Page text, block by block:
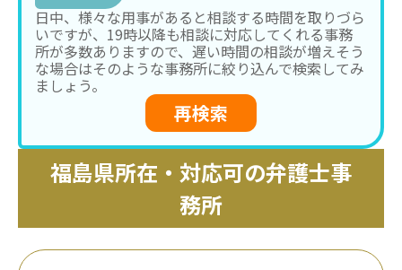
日中、様々な用事があると相談する時間を取りづら
いですが、19時以降も相談に対応してくれる事務
所が多数ありますので、遅い時間の相談が増えそう
な場合はそのような事務所に絞り込んで検索してみ
ましょう。
再検索
福島県所在・対応可の弁護士事
務所